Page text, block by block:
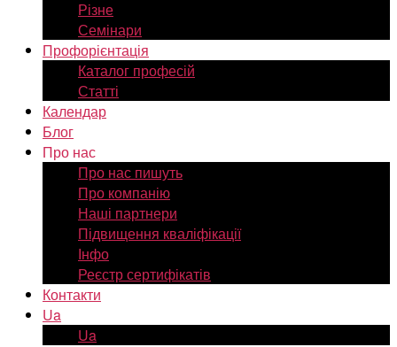
Різне
Семінари
Профорієнтація
Каталог професій
Статті
Календар
Блог
Про нас
Про нас пишуть
Про компанію
Наші партнери
Підвищення кваліфікації
Інфо
Реєстр сертифікатів
Контакти
Ua
Ua